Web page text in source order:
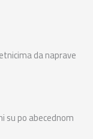
da naprave
su po abecednom